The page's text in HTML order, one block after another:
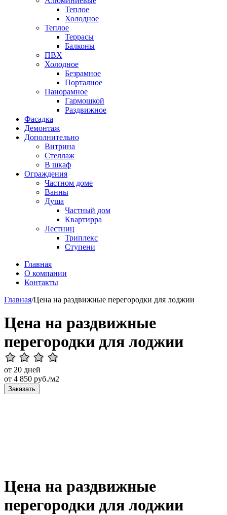
Теплое
Холодное
Теплое
Террасы
Балконы
ПВХ
Холодное
Безрамное
Порталное
Панорамное
Гармошкой
Раздвижное
Фасадка
Демонтаж
Дополнительно
Витрина
Стеллаж
В шкаф
Ограждения
Частном доме
Ванны
Душа
Частный дом
Квартирра
Лестниц
Триплекс
Ступени
Главная
О компании
Контакты
Главная/Цена на раздвижные перегородки для лоджии
Цена на раздвижные
перегородки для лоджии
от 20 дней
от 4 850 руб./м2
Заказать
Цена на раздвижные
перегородки для лоджии